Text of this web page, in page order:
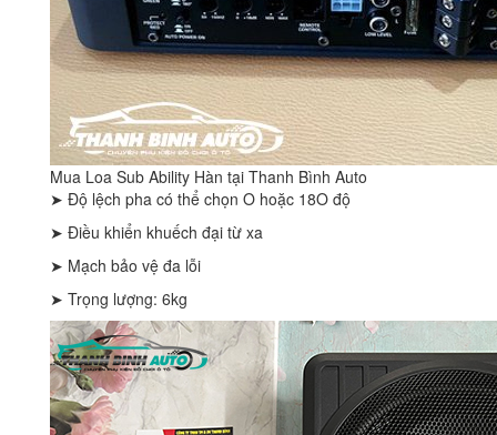
Mua Loa Sub Ability Hàn tại Thanh Bình Auto
➤ Độ lệch pha có thể chọn O hoặc 18O độ
➤ Điều khiển khuếch đại từ xa
➤ Mạch bảo vệ đa lỗi
➤ Trọng lượng: 6kg